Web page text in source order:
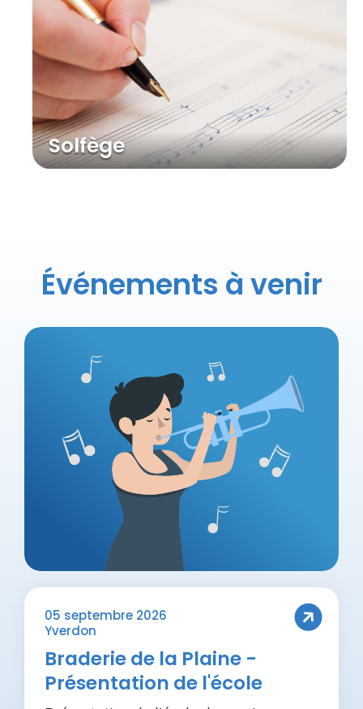
Solfège
Événements à venir
05 septembre 2026
Yverdon
Braderie de la Plaine -
Présentation de l'école